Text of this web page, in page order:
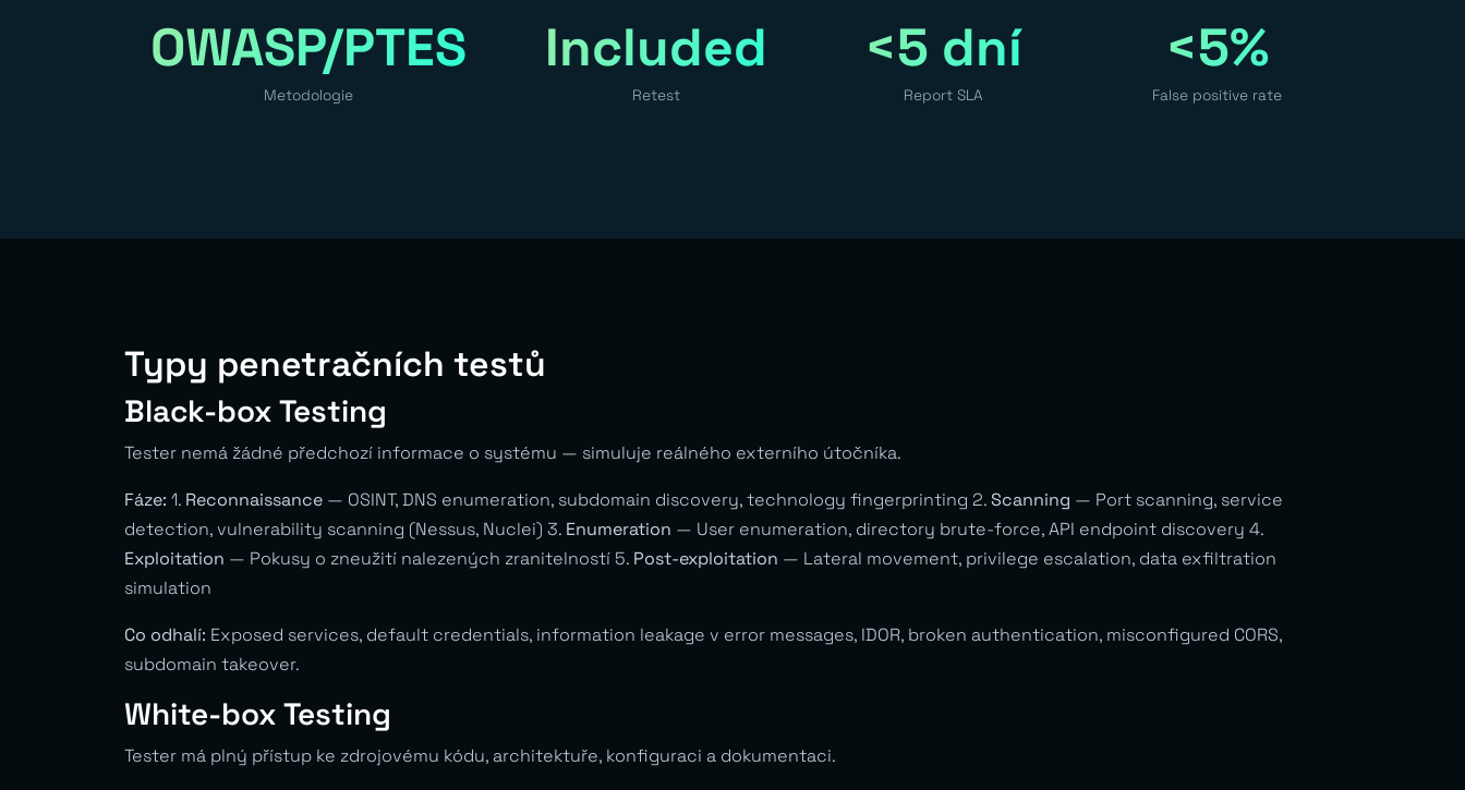
OWASP/PTES
Metodologie
Included
Retest
<5 dní
Report SLA
<5%
False positive rate
Typy penetračních testů
Black-box Testing
Tester nemá žádné předchozí informace o systému — simuluje reálného externího útočníka.
Fáze: 1. Reconnaissance — OSINT, DNS enumeration, subdomain discovery, technology fingerprinting 2.Scanning — Port scanning, service
detection, vulnerability scanning (Nessus, Nuclei) 3. Enumeration — User enumeration, directory brute-force, API endpoint discovery 4.
Exploitation — Pokusy o zneužití nalezených zranitelností 5. Post-exploitation — Lateral movement, privilege escalation, data exfiltration
simulation
Co odhalí: Exposed services, default credentials, information leakage v error messages, IDOR, broken authentication, misconfigured CORS,
subdomain takeover.
White-box Testing
Tester má plný přístup ke zdrojovému kódu, architektuře, konfiguraci a dokumentaci.